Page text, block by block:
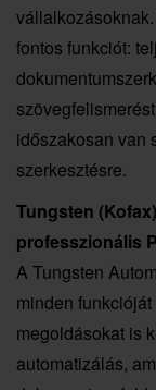
fontos funkciót:
időszakosan van
szerkesztésre.
Tungsten
professzionális
A Tungsten
minden
megoldásokat is
automatizálás,